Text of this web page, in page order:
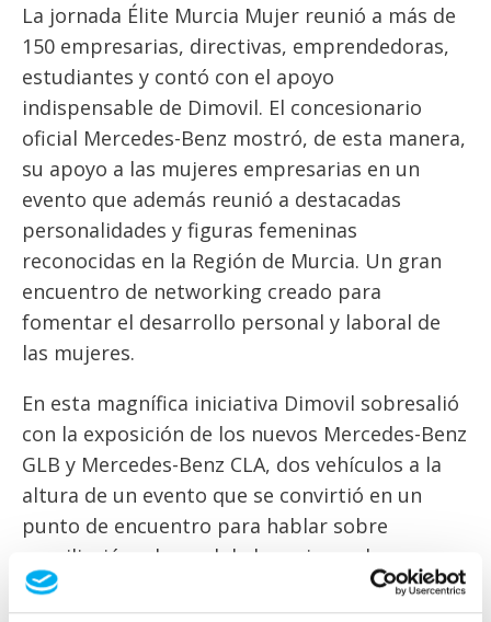
La jornada Élite Murcia Mujer reunió a más de
150 empresarias, directivas, emprendedoras,
estudiantes y contó con el apoyo
indispensable de Dimovil. El concesionario
oficial Mercedes-Benz mostró, de esta manera,
su apoyo a las mujeres empresarias en un
evento que además reunió a destacadas
personalidades y figuras femeninas
reconocidas en la Región de Murcia. Un gran
encuentro de networking creado para
fomentar el desarrollo personal y laboral de
las mujeres.
En esta magnífica iniciativa Dimovil sobresalió
con la exposición de los nuevos Mercedes-Benz
GLB y Mercedes-Benz CLA, dos vehículos a la
altura de un evento que se convirtió en un
punto de encuentro para hablar sobre
conciliación, el papel de la mujer en la
empresa, la igualdad y el emprendimiento.